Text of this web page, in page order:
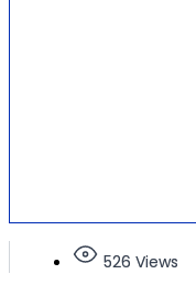
526 Views